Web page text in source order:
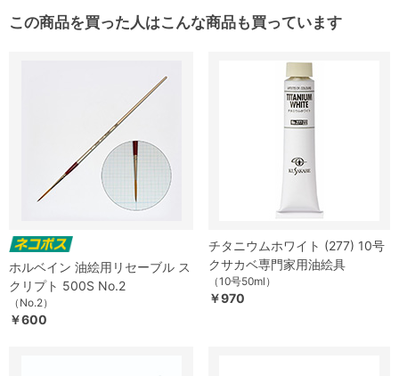
この商品を買った人はこんな商品も買っています
ホルベイン 油絵用リセーブル ス
クリプト 500S No.2
（No.2）
￥600
チタニウムホワイト (277) 10号
クサカベ専門家用油絵具
（10号50ml）
￥970